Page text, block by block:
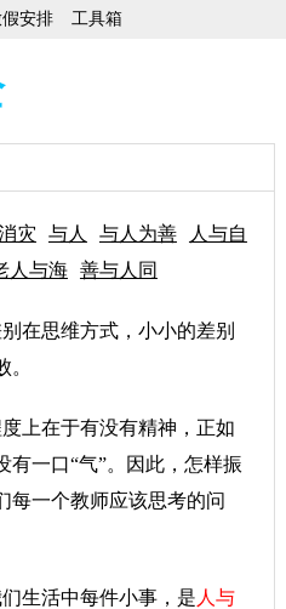
安排 工具箱
灾 与人 与人为善
人与自
人与海 善与人同
在思维方式，小小的差别
上在于有没有精神，正如
有一口“气”。因此，怎样振
每一个教师应该思考的问
生活中每件小事，是 人与